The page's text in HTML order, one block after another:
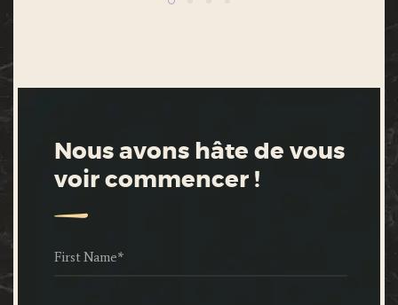
Nous avons hâte de vous
voir commencer !